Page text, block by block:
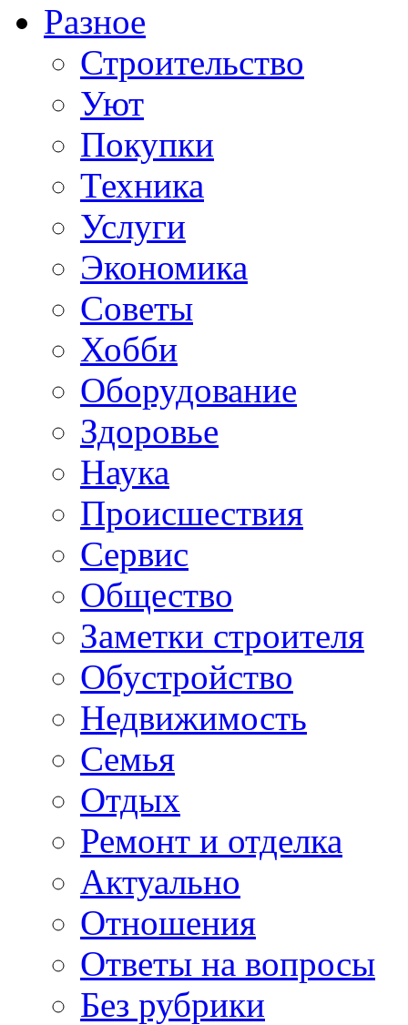
Разное
Строительство
Уют
Покупки
Техника
Услуги
Экономика
Советы
Хобби
Oборудование
Здоровье
Наука
Происшествия
Сервис
Общество
Заметки строителя
Обустройство
Недвижимость
Семья
Отдых
Ремонт и отделка
Актуально
Отношения
Ответы на вопросы
Без рубрики